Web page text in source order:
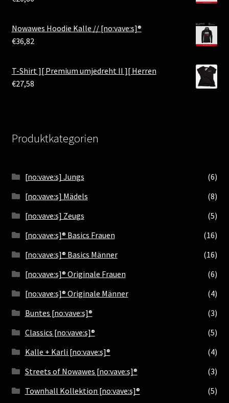
Nowawes Hoodie Kalle // [no:vave:s]®
€36,82
T-Shirt ][ Premium umjedreht II ][ Herren
€27,58
Produktkategorien
[no:vave:s] Jungs
(6)
[no:vave:s] Mädels
(8)
[no:vave:s] Zeugs
(5)
[no:vave:s]® Basics Frauen
(16)
[no:vave:s]® Basics Männer
(16)
[no:vave:s]® Originale Frauen
(6)
[no:vave:s]® Originale Männer
(4)
Buntes [no:vave:s]®
(3)
Classics [no:vave:s]®
(5)
Kalle + Karli [no:vave:s]®
(4)
Streets of Nowawes [no:vave:s]®
(3)
Townhall Kollektion [no:vave:s]®
(5)